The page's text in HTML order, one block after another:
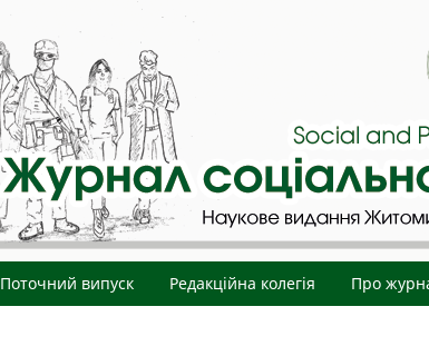
Поточний випуск Редакційна колегія Про